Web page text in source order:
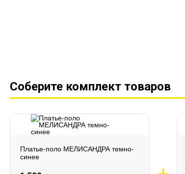
Соберите комплект товаров
Платье-поло МЕЛИСАНДРА темно-
синее